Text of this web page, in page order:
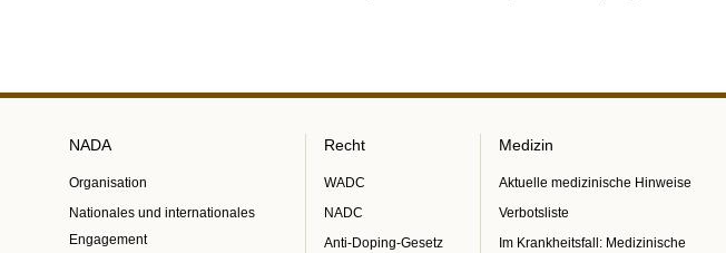
NADA
Organisation
Nationales und internationales
Engagement
Recht
WADC
NADC
Anti-Doping-Gesetz
Medizin
Aktuelle medizinische Hinweise
Verbotsliste
Im Krankheitsfall: Medizinische